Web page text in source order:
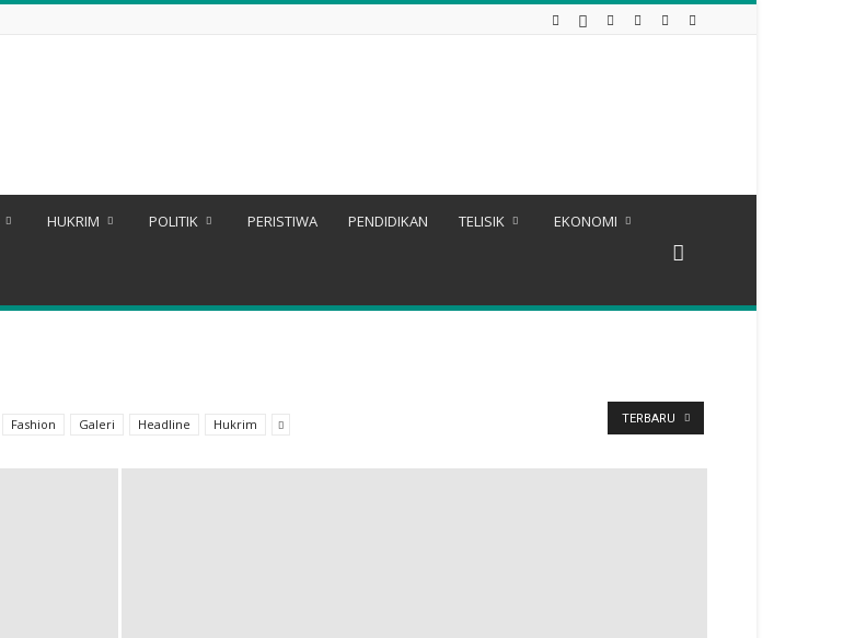
HUKRIM POLITIK PERISTIWA PENDIDIKAN TELISIK EKONOMI
Fashion Galeri Headline Hukrim TERBARU